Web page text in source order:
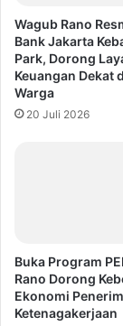
Wagub Rano
Bank Jakarta
Park, Dorong
Keuangan Dekat
Warga
20 Juli 2026
Buka Program
Rano Dorong
Ekonomi
Ketenagakerjaan